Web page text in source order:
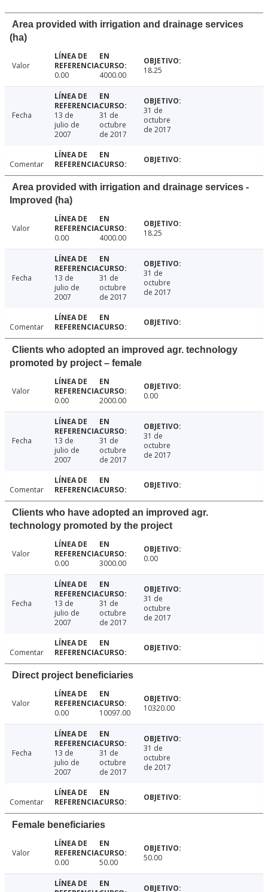
Area provided with irrigation and drainage services
(ha)
Valor
0.00
4000.00 18.25
Fecha
13 de
julio de
2007
31 de
octubre
de 2017
31 de
octubre
de 2017
Comentar
Area provided with irrigation and drainage services -
Improved (ha)
Valor
0.00
4000.00 18.25
Fecha
13 de
julio de
2007
31 de
octubre
de 2017
31 de
octubre
de 2017
Comentar
Clients who adopted an improved agr. technology
promoted by project – female
Valor
0.00
2000.00 0.00
Fecha
13 de
julio de
2007
31 de
octubre
de 2017
31 de
octubre
de 2017
Comentar
Clients who have adopted an improved agr.
technology promoted by the project
Valor
0.00
3000.00 0.00
Fecha
13 de
julio de
2007
31 de
octubre
de 2017
31 de
octubre
de 2017
Comentar
Direct project beneficiaries
Valor
0.00
10097.00 10320.00
Fecha
13 de
julio de
2007
31 de
octubre
de 2017
31 de
octubre
de 2017
Comentar
Female beneficiaries
Valor
0.00
50.00 50.00